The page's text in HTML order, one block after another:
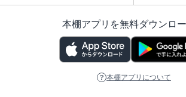
本棚アプリを無料ダウンロー
本棚アプリについて